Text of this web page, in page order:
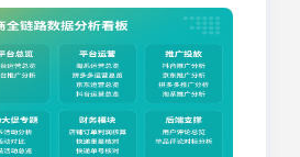
供数据支持。本文将深入探
功能与应用，并推荐几款热